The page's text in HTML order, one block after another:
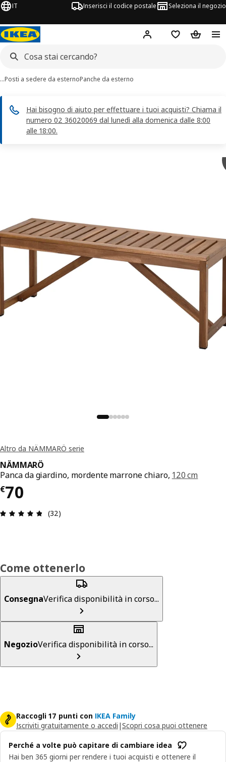
IT Inserisci il codice postale Seleziona il negozio
Hej! AccediLista deiCarrello
…Posti a sedere da esternoPanche da esterno
Hai bisogno di aiuto per effettuare i tuoi acquisti? Chiama il
numero 02 36020069 dal lunedì alla domenica dalle 8:00
alle 18:00.
Altro da NÄMMARÖ serie
NÄMMARÖ
Panca da giardino, mordente marrone chiaro, 120 cm
€70
Prezzo € 70
Recensione: 4.8 di 5 stelle. Recensioni totali: 32
(32)
Come ottenerlo
ConsegnaVerifica disponibilità in corso...
NegozioVerifica disponibilità in corso...
Raccogli 17 punti con IKEA Family
Iscriviti gratuitamente o accedi |Scopri cosa puoi ottenere
Perché a volte può capitare di cambiare idea
Hai ben 365 giorni per rendere i tuoi acquisti e ottenere il